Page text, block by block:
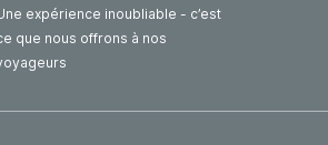
expérience inoubliable - c’est
que nous offrons à nos